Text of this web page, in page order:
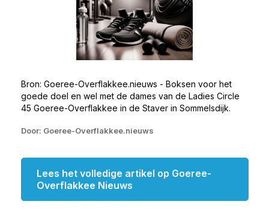
Bron: Goeree-Overflakkee.nieuws - Boksen voor het
goede doel en wel met de dames van de Ladies Circle
45 Goeree-Overflakkee in de Staver in Sommelsdijk.
Door: Goeree-Overflakkee.nieuws
Lees het volledige artikel op Goeree-
Overflakkee Nieuws